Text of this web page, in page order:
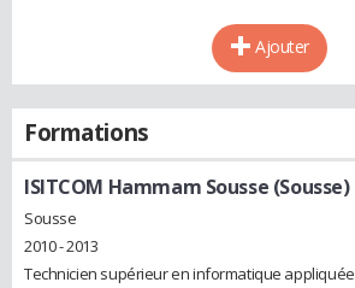
Ajouter
Formations
ISITCOM Hammam Sousse (Sousse)
Sousse
2010 - 2013
Technicien supérieur en informatique appliquée